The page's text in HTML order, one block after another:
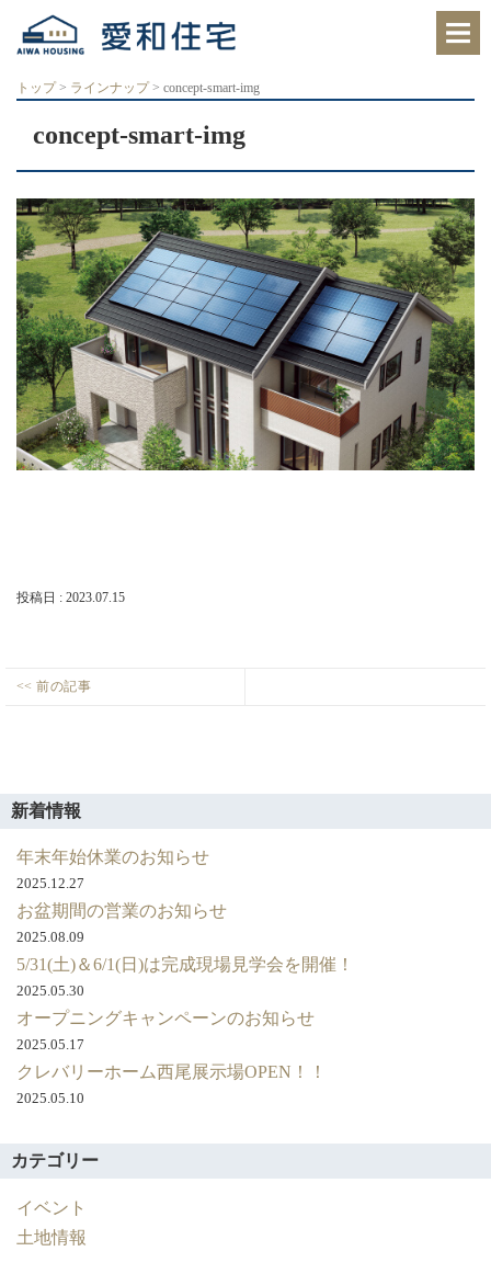
知
県
尾
市
住
宅
会
社
で、
ク
レ
バ
リ
ー
ホ
ー
ム
西
運
い
トップ> ラインナップ> concept-smart-img
concept-smart-img
投稿日 : 2023.07.15
投
ゲ
ー
シ
ョ
ン
<< 前の記事
ッ
プ
新着情報
年末年始休業のお知らせ
2025.12.27
お盆期間の営業のお知らせ
2025.08.09
5/31(土)＆6/1(日)は完成現場見学会を開催！
2025.05.30
オープニングキャンペーンのお知らせ
2025.05.17
クレバリーホーム西尾展示場OPEN！！
2025.05.10
カテゴリー
イベント
土地情報